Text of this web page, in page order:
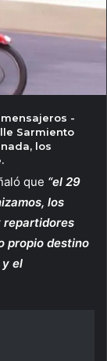
-
Sarmiento
los
que “el 29
los
repartidores
propio destino
y el